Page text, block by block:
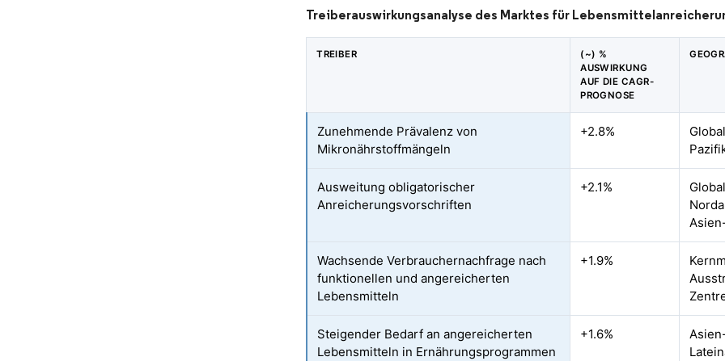
Treiberauswirkungsanalyse des Marktes für
TREIBER
(~) %
AUSWIRKUNG
AUF DIE CAGR-
PROGNOSE
Zunehmende Prävalenz von
Mikronährstoffmängeln
+2.8%
Ausweitung obligatorischer
Anreicherungsvorschriften
+2.1%
Wachsende Verbrauchernachfrage nach
funktionellen und angereicherten
Lebensmitteln
+1.9%
Steigender Bedarf an angereicherten
Lebensmitteln in Ernährungsprogrammen
+1.6%